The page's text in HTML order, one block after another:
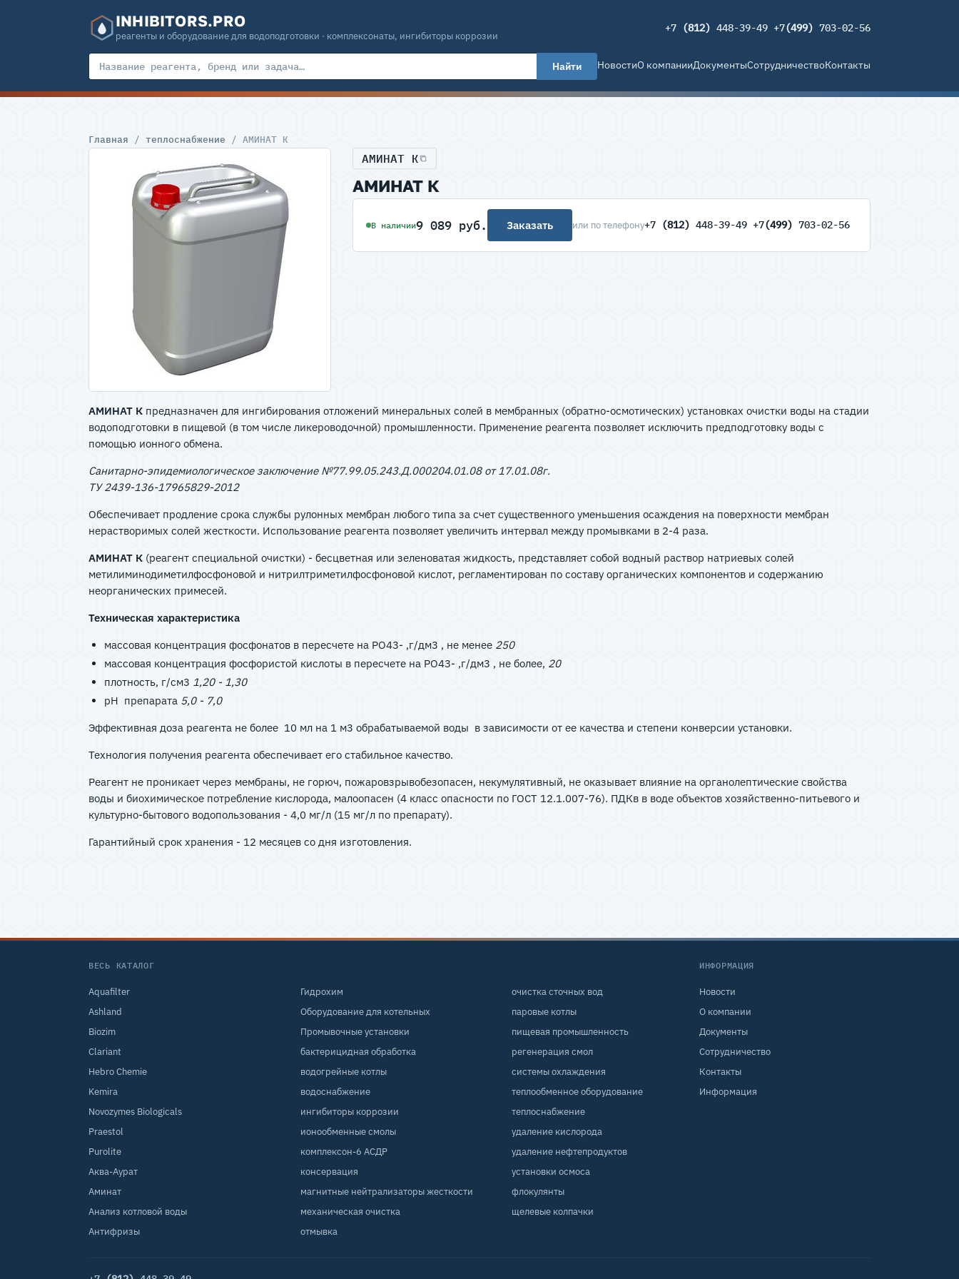
INHIBITORS.PRO
реагенты и оборудование для водоподготовки · комплексонаты, ингибиторы коррозии
+7 (812) 448-39-49 +7(499) 703-02-56
Найти НовостиО компанииДокументыСотрудничествоКонтакты
Главная / теплоснабжение / АМИНАТ К
АМИНАТ К
АМИНАТ К
В наличии9 089 руб. Заказать или по телефону+7 (812) 448-39-49 +7(499) 703-02-56
АМИНАТ К предназначен для ингибирования отложений минеральных солей в мембранных (обратно-осмотических) установках очистки воды на стадии
водоподготовки в пищевой (в том числе ликероводочной) промышленности. Применение реагента позволяет исключить предподготовку воды с
помощью ионного обмена.
Санитарно-эпидемиологическое заключение №77.99.05.243.Д.000204.01.08 от 17.01.08г.
ТУ 2439-136-17965829-2012
Обеспечивает продление срока службы рулонных мембран любого типа за счет существенного уменьшения осаждения на поверхности мембран
нерастворимых солей жесткости. Использование реагента позволяет увеличить интервал между промывками в 2-4 раза.
АМИНАТ К (реагент специальной очистки) - бесцветная или зеленоватая жидкость, представляет собой водный раствор натриевых солей
метилиминодиметилфосфоновой и нитрилтриметилфосфоновой кислот, регламентирован по составу органических компонентов и содержанию
неорганических примесей.
Техническая характеристика
массовая концентрация фосфонатов в пересчете на PO43- ,г/дм3 , не менее 250
массовая концентрация фосфористой кислоты в пересчете на PO43- ,г/дм3 , не более, 20
плотность, г/см3 1,20 - 1,30
рН препарата 5,0 - 7,0
Эффективная доза реагента не более 10 мл на 1 м3 обрабатываемой воды в зависимости от ее качества и степени конверсии установки.
Технология получения реагента обеспечивает его стабильное качество.
Реагент не проникает через мембраны, не горюч, пожаровзрывобезопасен, некумулятивный, не оказывает влияние на органолептические свойства
воды и биохимическое потребление кислорода, малоопасен (4 класс опасности по ГОСТ 12.1.007-76). ПДКв в воде объектов хозяйственно-питьевого и
культурно-бытового водопользования - 4,0 мг/л (15 мг/л по препарату).
Гарантийный срок хранения - 12 месяцев со дня изготовления.
ВЕСЬ КАТАЛОГ
Aquafilter
Ashland
Biozim
Clariant
Hebro Chemie
Kemira
Novozymes Biologicals
Praestol
Purolite
Аква-Аурат
Аминат
Анализ котловой воды
Антифризы
Гидрохим
Оборудование для котельных
Промывочные установки
бактерицидная обработка
водогрейные котлы
водоснабжение
ингибиторы коррозии
ионообменные смолы
комплексон-6 АСДР
консервация
магнитные нейтрализаторы жесткости
механическая очистка
отмывка
очистка сточных вод
паровые котлы
пищевая промышленность
регенерация смол
системы охлаждения
теплообменное оборудование
теплоснабжение
удаление кислорода
удаление нефтепродуктов
установки осмоса
флокулянты
щелевые колпачки
ИНФОРМАЦИЯ
Новости
О компании
Документы
Сотрудничество
Контакты
Информация